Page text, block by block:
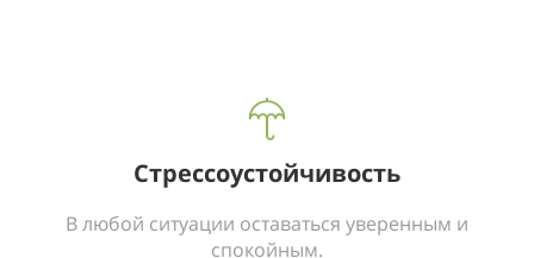
Стрессоустойчивость
В любой ситуации оставаться уверенным и
спокойным.